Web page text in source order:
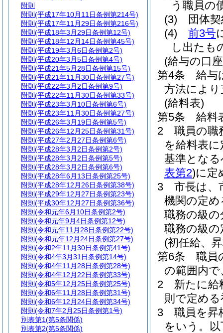
う職員の
(3)
団体
(4)
前3号
し出たも
(給与の口
第4条
給与
方法によ
(給料表)
第5条
給料
2
職員の職
を給料表
基準とな
表第2)に定
3
市長は、
機関の定
職務の級
職務の級
(初任給、
第6条
職員
の範囲内
2
新たに給
則で定め
3
職員を昇
をいう。
附則
附則 (平成17年10月11日条例第214号)
附則 (平成17年11月29日条例第216号)
附則 (平成18年3月29日条例第12号)
附則 (平成18年12月14日条例第45号)
附則 (平成19年3月6日条例第2号)
附則 (平成20年3月5日条例第4号)
附則 (平成21年5月28日条例第15号)
附則 (平成21年11月30日条例第27号)
附則 (平成22年3月2日条例第9号)
附則 (平成22年11月30日条例第33号)
附則 (平成23年3月10日条例第6号)
附則 (平成23年11月30日条例第27号)
附則 (平成26年3月19日条例第5号)
附則 (平成26年12月25日条例第31号)
附則 (平成27年2月27日条例第6号)
附則 (平成28年3月2日条例第2号)
附則 (平成28年3月2日条例第5号)
附則 (平成28年3月2日条例第6号)
附則 (平成28年6月13日条例第25号)
附則 (平成28年12月26日条例第38号)
附則 (平成29年12月27日条例第23号)
附則 (平成30年12月27日条例第36号)
附則 (令和元年6月10日条例第2号)
附則 (令和元年9月4日条例第12号)
附則 (令和元年11月28日条例第22号)
附則 (令和元年12月24日条例第27号)
附則 (令和2年11月30日条例第41号)
附則 (令和4年3月31日条例第14号)
附則 (令和4年11月28日条例第28号)
附則 (令和4年12月22日条例第33号)
附則 (令和5年12月25日条例第25号)
附則 (令和6年11月28日条例第31号)
附則 (令和6年12月24日条例第34号)
附則 (令和7年2月25日条例第1号)
別表第1(第5条関係)
別表第2(第5条関係)